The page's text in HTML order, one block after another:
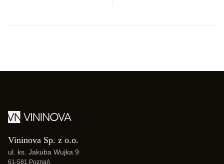
Vininova Sp. z o.o.
ul. ks. Jakuba Wujka 9
61-581 Poznań